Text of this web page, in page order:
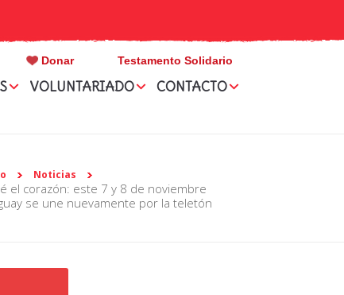
Testamento Solidario
Donar
VOLUNTARIADO CONTACTO
Noticias
se une nuevamente por la teletón